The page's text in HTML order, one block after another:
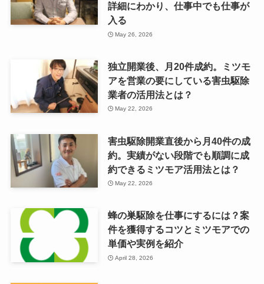
詳細にわかり、仕事中でも仕事が
入る
May 26, 2026
独立開業後、月20件成約。ミツモ
アを営業の要にしている害虫駆除
業者の活用法とは？
May 22, 2026
害虫駆除開業直後から月40件の成
約。実績がない段階でも順調に成
約できるミツモア活用法とは？
May 22, 2026
蜂の巣駆除を仕事にするには？案
件を獲得するコツとミツモアでの
単価や実例を紹介
April 28, 2026